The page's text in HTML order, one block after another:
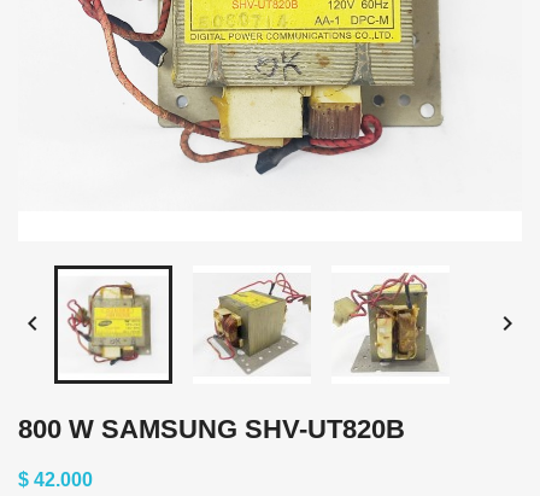
 
800 W SAMSUNG SHV-UT820B
$ 42.000